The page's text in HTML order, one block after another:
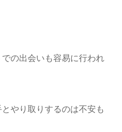
の出会いも容易に行われ
やり取りするのは不安も